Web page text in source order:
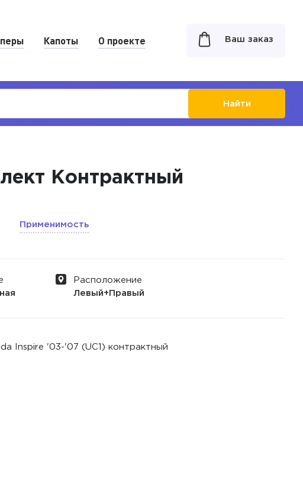
Капоты О проекте Ваш заказ
Найти
Контрактный
Применимость
Расположение
Левый+Правый
Inspire '03-'07 (UC1) контрактный